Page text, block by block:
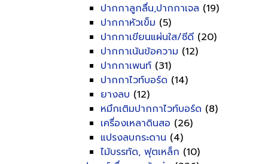
ปากกาลูกลื่น,ปากกาเจล (19)
ปากกาหัวเข็ม (5)
ปากกาเขียนแผ่นใส/ซีดี (20)
ปากกาเน้นข้อความ (12)
ปากกาเพนท์ (31)
ปากกาไวท์บอร์ด (14)
ยางลบ (12)
หมึกเติมปากกาไวท์บอร์ด (8)
เครื่องเหลาดินสอ (26)
แปรงลบกระดาน (4)
ไม้บรรทัด, ฟุตเหล็ก (10)